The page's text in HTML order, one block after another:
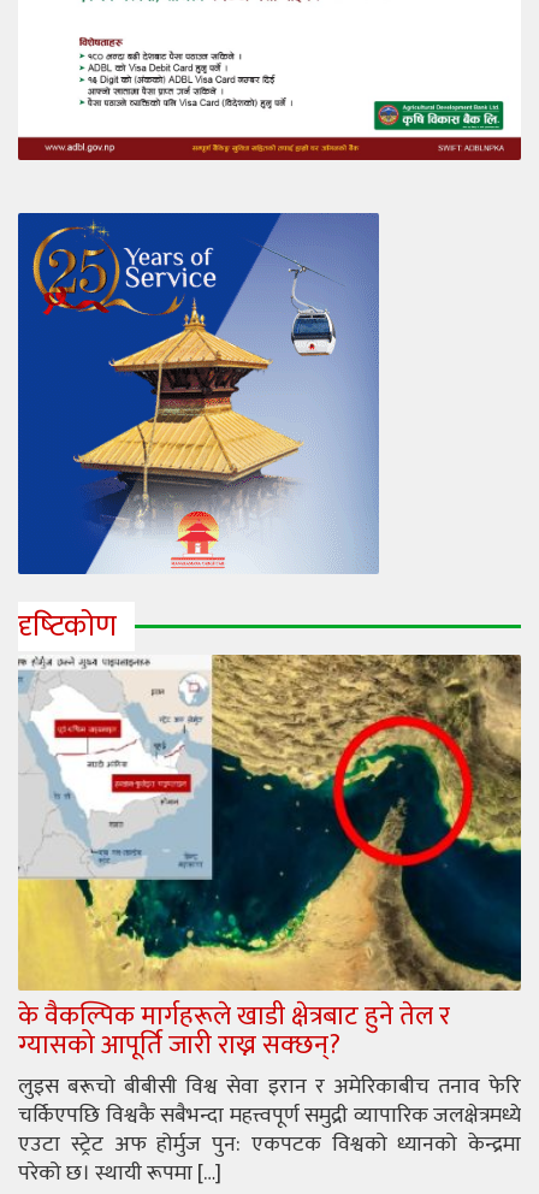
दृष्‍टिकोण
के वैकल्पिक मार्गहरूले खाडी क्षेत्रबाट हुने तेल र
ग्यासको आपूर्ति जारी राख्न सक्छन्?
लुइस बरूचो बीबीसी विश्व सेवा इरान र अमेरिकाबीच तनाव फेरि
चर्किएपछि विश्वकै सबैभन्दा महत्त्वपूर्ण समुद्री व्यापारिक जलक्षेत्रमध्ये
एउटा स्ट्रेट अफ होर्मुज पुन: एकपटक विश्वको ध्यानको केन्द्रमा
परेको छ। स्थायी रूपमा […]